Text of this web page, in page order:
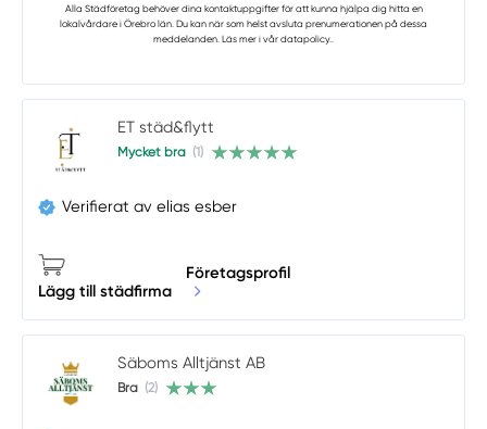
Alla Städföretag behöver dina kontaktuppgifter för att kunna hjälpa dig hitta en
lokalvårdare i Örebro län. Du kan när som helst avsluta prenumerationen på dessa
meddelanden. Läs mer i vår datapolicy..
ET städ&flytt
Mycket bra (1)
Verifierat av elias esber
Lägg till städfirma
Företagsprofil
Säboms Alltjänst AB
Bra (2)